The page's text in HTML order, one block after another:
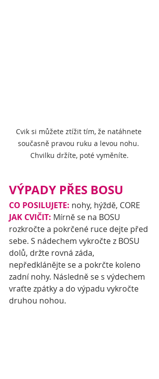
Cvik si můžete ztížit tím, že natáhnete
současně pravou ruku a levou nohu.
Chvilku držíte, poté vyměníte.
VÝPADY PŘES BOSU
CO POSILUJETE: nohy, hýždě, CORE
JAK CVIČIT: Mírně se na BOSU
rozkročte a pokrčené ruce dejte před
sebe. S nádechem vykročte z BOSU
dolů, držte rovná záda,
nepředklánějte se a pokrčte koleno
zadní nohy. Následně se s výdechem
vraťte zpátky a do výpadu vykročte
druhou nohou.